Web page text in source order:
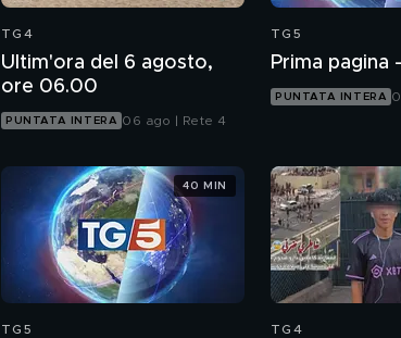
TG4
Ultim'ora del 6 agosto,
ore 06.00
PUNTATA INTERA 06 ago | Rete 4
TG5
Prima pagina
PUNTATA INTERA
TG5
40 MIN
TG4